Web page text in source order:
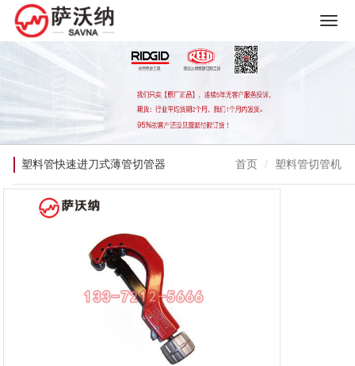
塑料管快速进刀式薄管切管器 首页 塑料管切管机